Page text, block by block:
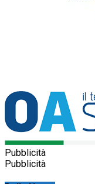
Pubblicità
Pubblicità